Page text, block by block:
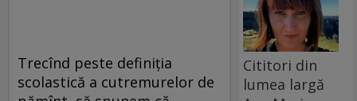
Trecînd peste definiţia
scolastică a cutremurelor de
Cititori din
lumea largă